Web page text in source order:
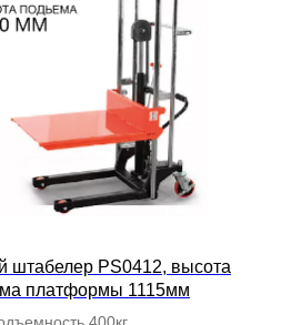
штабелер PS0412, высота
платформы 1115мм